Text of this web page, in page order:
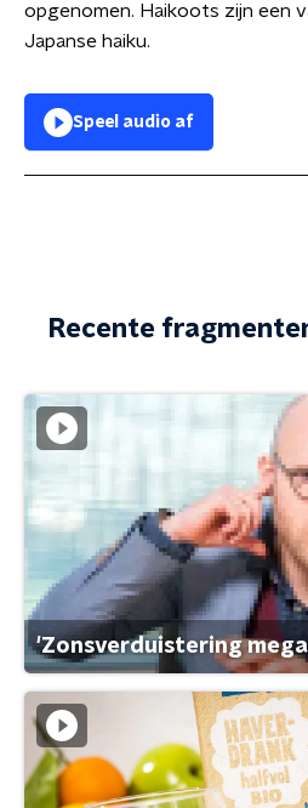
opgenomen. Haikoots zijn een
Japanse haiku.
Speel audio af
Recente
'Zonsverduistering